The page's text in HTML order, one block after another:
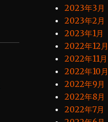
2023年3月
2023年2月
2023年1月
2022年12月
2022年11月
2022年10月
2022年9月
2022年8月
2022年7月